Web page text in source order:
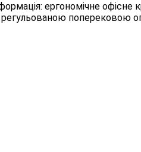
ергономічне
поперековою